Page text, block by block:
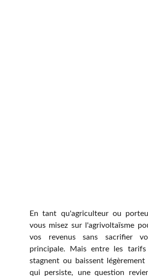
En tant qu'agriculteur ou
vous misez sur l'agrivoltaïsme
vos revenus sans sacrifier
principale. Mais entre les
stagnent ou baissent
qui persiste, une question